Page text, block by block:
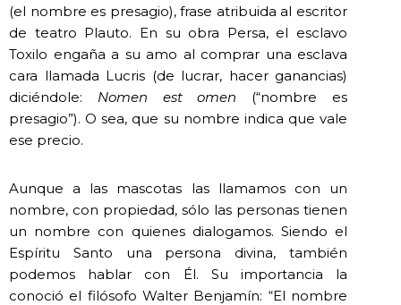
(el nombre es presagio), frase atribuida al escritor
de teatro Plauto. En su obra Persa, el esclavo
Toxilo engaña a su amo al comprar una esclava
cara llamada Lucris (de lucrar, hacer ganancias)
diciéndole: Nomen est omen (“nombre es
presagio”). O sea, que su nombre indica que vale
ese precio.
Aunque a las mascotas las llamamos con un
nombre, con propiedad, sólo las personas tienen
un nombre con quienes dialogamos. Siendo el
Espíritu Santo una persona divina, también
podemos hablar con Él. Su importancia la
conoció el filósofo Walter Benjamín: “El nombre